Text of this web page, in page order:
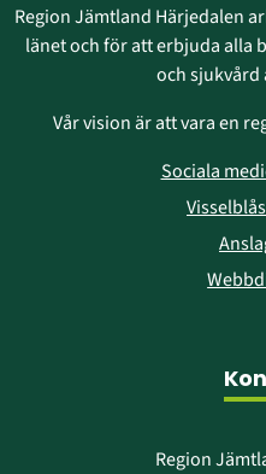
Region Jämtland Härjedalen
länet och för att erbjuda alla
och sjukvård
Vår vision är att vara en
Sociala
Region